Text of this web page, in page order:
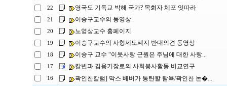
22 영국도 기독교 박해 국가? 목회자 체포 잇따라
21 이승구교수의 동영상
20 노영상교수 홈페이지
19 이승구교수의 사형제도폐지 반대의견 동영상
18 이승구 교수 “이웃사랑 근원은 주님에 대한 사랑...
17 칼빈과 김용기장로의 사회봉사활동 비교연구
16 곽인찬칼럼] 막스 베버가 통탄할 탐욕/곽인찬 논�...